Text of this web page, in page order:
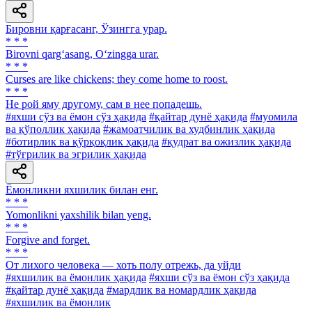
Бировни қарғасанг, Ўзингга урар.
* * *
Birovni qarg‘asang, O‘zingga urar.
* * *
Curses are like chickens; they come home to roost.
* * *
He рой яму другому, сам в нее попадешь.
#яхши сўз ва ёмон сўз ҳақида #қайтар дунё ҳақида #муомила
ва қўполлик ҳақида #жамоатчилик ва худбинлик ҳақида
#ботирлик ва қўрқоқлик ҳақида #қудрат ва ожизлик ҳақида
#тўғрилик ва эгрилик ҳақида
Ёмонликни яхшилик билан енг.
* * *
Yomonlikni yaxshilik bilan yeng.
* * *
Forgive and forget.
* * *
От лихого человека — хоть полу отрежь, да уйди
#яхшилик ва ёмонлик ҳақида #яхши сўз ва ёмон сўз ҳақида
#қайтар дунё ҳақида #мардлик ва номардлик ҳақида
#яхшилик ва ёмонлик